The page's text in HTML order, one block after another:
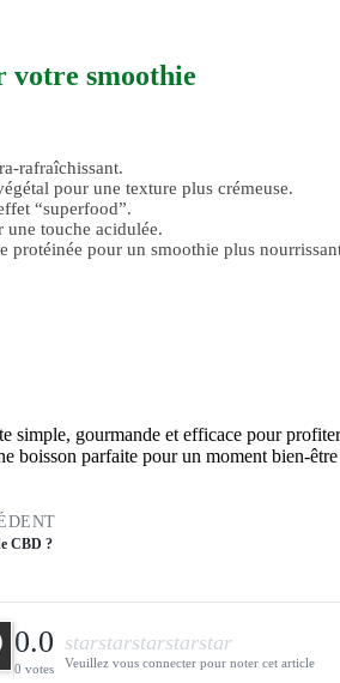
votre smoothie
rafraîchissant.
pour une texture plus crémeuse.
“superfood”.
touche acidulée.
protéinée pour un smoothie plus
simple, gourmande et efficace pour
boisson parfaite pour un moment bien-
CBD ?
0.0
0 votes
starstarstarstarstar
Veuillez vous connecter pour noter cet article